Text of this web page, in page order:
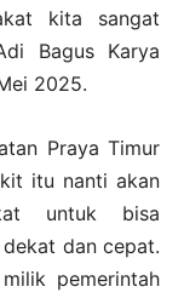
kita sangat
Bagus Karya
2025.
Praya Timur
itu nanti akan
untuk bisa
dan cepat.
pemerintah